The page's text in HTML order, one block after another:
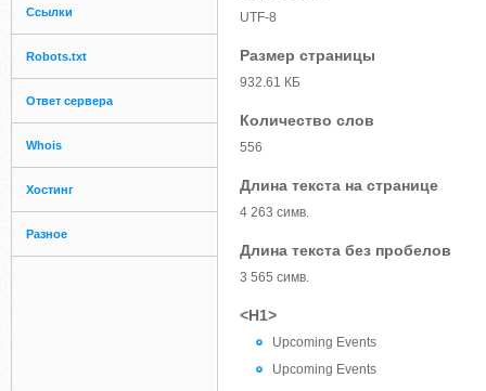
Ссылки
Robots.txt
Ответ сервера
Whois
Хостинг
Разное
UTF-8
Размер страницы
932.61 КБ
Количество слов
556
Длина текста на странице
4 263 симв.
Длина текста без пробелов
3 565 симв.
<H1>
Upcoming Events
Upcoming Events